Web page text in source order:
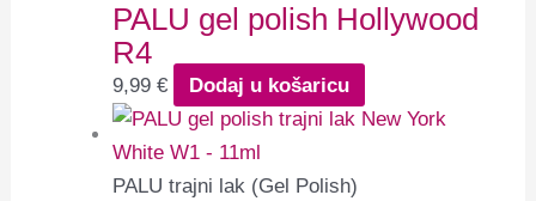
PALU gel polish Hollywood
R4
9,99€ Dodaj u košaricu
PALU trajni lak (Gel Polish)